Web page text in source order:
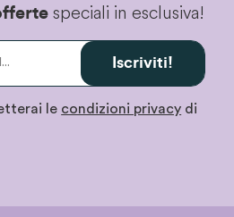
speciali in esclusiva!
Iscriviti!
le condizioni privacy di